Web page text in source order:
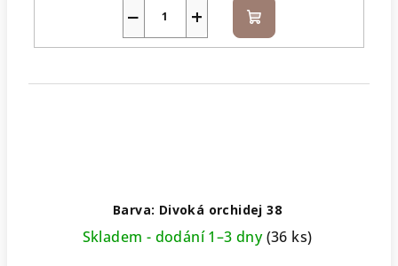
+
− Do
košíku
Barva: Divoká orchidej 38
Skladem - dodání 1–3 dny(36 ks)